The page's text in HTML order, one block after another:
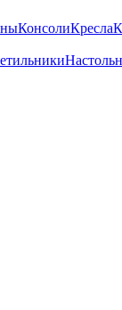
КонсолиКресла